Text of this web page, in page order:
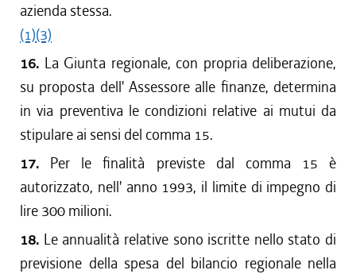
azienda stessa.
(1)(3)
16. La Giunta regionale, con propria deliberazione,
su proposta dell' Assessore alle finanze, determina
in via preventiva le condizioni relative ai mutui da
stipulare ai sensi del comma 15.
17. Per le finalità previste dal comma 15 è
autorizzato, nell' anno 1993, il limite di impegno di
lire 300 milioni.
18. Le annualità relative sono iscritte nello stato di
previsione della spesa del bilancio regionale nella